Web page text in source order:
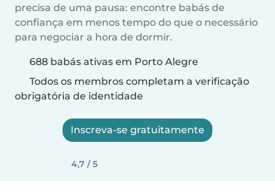
precisa de uma pausa: encontre babás de
confiança em menos tempo do que o necessário
para negociar a hora de dormir.
688 babás ativas em Porto Alegre
Todos os membros completam a verificação
obrigatória de identidade
Inscreva-se gratuitamente
4,7 / 5